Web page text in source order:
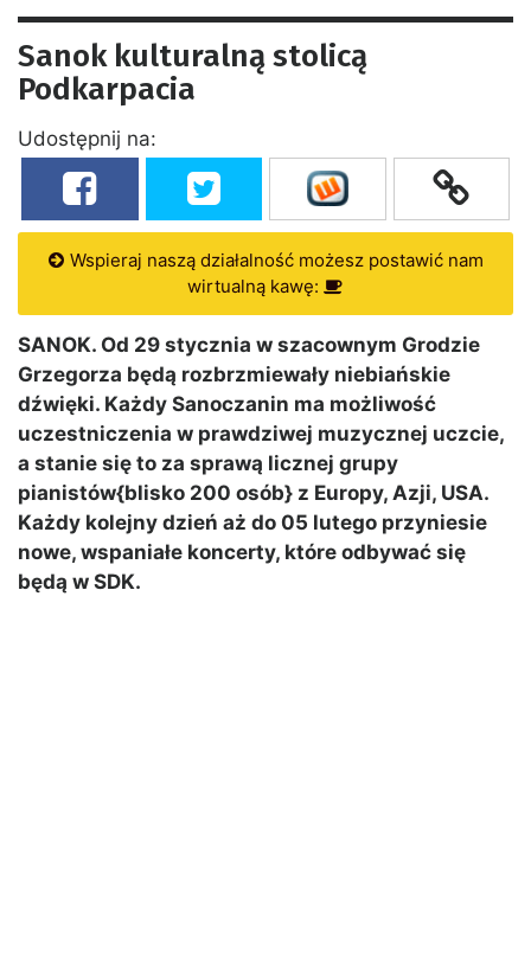
Sanok kulturalną stolicą
Podkarpacia
Udostępnij na:
Wspieraj naszą działalność możesz postawić nam
wirtualną kawę:
SANOK. Od 29 stycznia w szacownym Grodzie
Grzegorza będą rozbrzmiewały niebiańskie
dźwięki. Każdy Sanoczanin ma możliwość
uczestniczenia w prawdziwej muzycznej uczcie,
a stanie się to za sprawą licznej grupy
pianistów{blisko 200 osób} z Europy, Azji, USA.
Każdy kolejny dzień aż do 05 lutego przyniesie
nowe, wspaniałe koncerty, które odbywać się
będą w SDK.